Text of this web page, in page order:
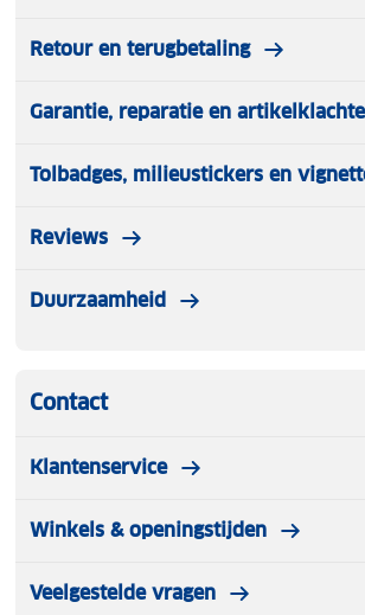
Retour en terugbetaling
Garantie, reparatie en
Tolbadges, milieustickers en
Reviews
Duurzaamheid
Contact
Klantenservice
Winkels & openingstijden
Veelgestelde vragen